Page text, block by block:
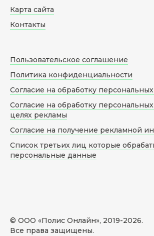
© ООО «Полис Онлайн», 2019-2026.
Все права защищены.
Карта сайта
Контакты
Пользовательское соглашение
Политика конфиденциальности
Согласие на обработку
Согласие на обработку
целях рекламы
Согласие на получение рекламной
Список третьих лиц которые
персональные данные